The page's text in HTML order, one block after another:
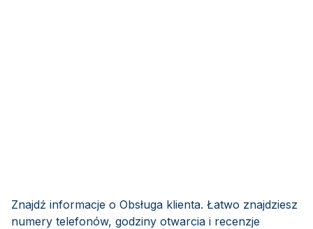
Znajdź informacje o Obsługa klienta. Łatwo znajdziesz
numery telefonów, godziny otwarcia i recenzje